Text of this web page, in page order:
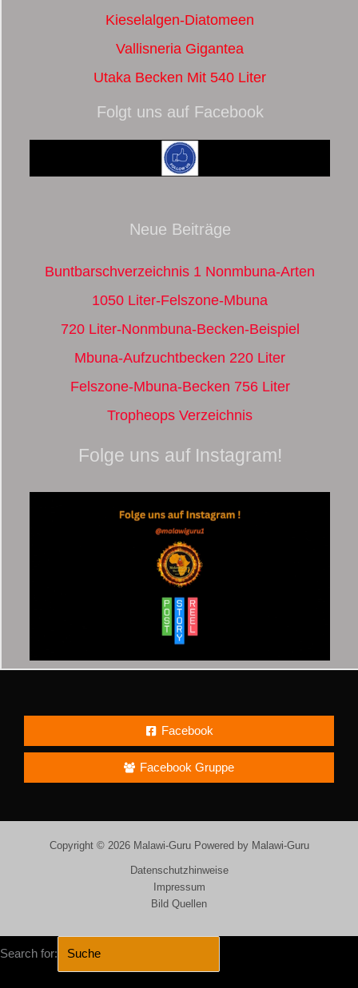
Kieselalgen-Diatomeen
Vallisneria Gigantea
Utaka Becken Mit 540 Liter
Folgt uns auf Facebook
Neue Beiträge
Buntbarschverzeichnis 1 Nonmbuna-Arten
1050 Liter-Felszone-Mbuna
720 Liter-Nonmbuna-Becken-Beispiel
Mbuna-Aufzuchtbecken 220 Liter
Felszone-Mbuna-Becken 756 Liter
Tropheops Verzeichnis
Folge uns auf Instagram!
Facebook
Facebook Gruppe
Copyright © 2026 Malawi-Guru Powered by Malawi-Guru
Datenschutzhinweise
Impressum
Bild Quellen
Search for: